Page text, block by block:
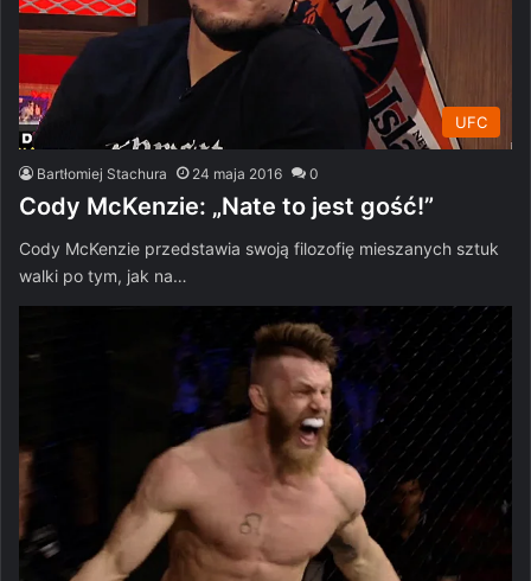
UFC
Bartłomiej Stachura 24 maja 2016 0
Cody McKenzie: „Nate to jest gość!”
Cody McKenzie przedstawia swoją filozofię mieszanych sztuk
walki po tym, jak na…